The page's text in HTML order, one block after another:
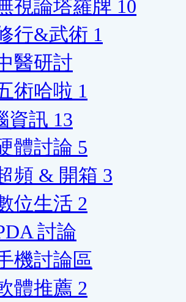
視論塔羅牌 10
行&武術 1
醫研討
術哈啦 1
資訊 13
體討論 5
頻 & 開箱 3
位生活 2
討論
機討論區
體推薦 2